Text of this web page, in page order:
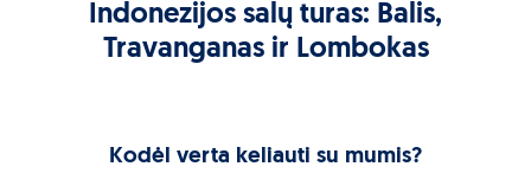
Indonezijos salų turas: Balis,
Travanganas ir Lombokas
Kodėl verta keliauti su mumis?